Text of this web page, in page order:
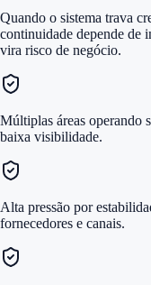
Quando o sistema trava
continuidade depende de
vira risco de negócio.
Múltiplas áreas operando
baixa visibilidade.
Alta pressão por
fornecedores e canais.